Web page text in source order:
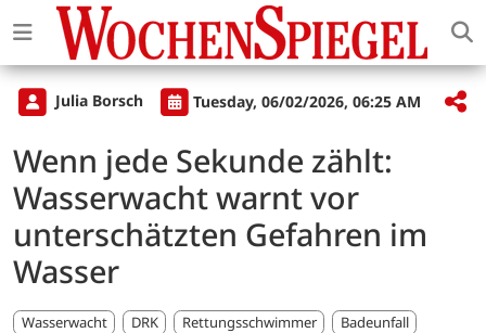
Julia Borsch Tuesday, 06/02/2026, 06:25 AM
Wenn jede Sekunde zählt:
Wasserwacht warnt vor
unterschätzten Gefahren im
Wasser
Wasserwacht DRK Rettungsschwimmer
Badeunfall